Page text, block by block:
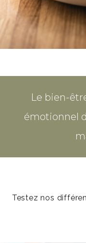
Le bien-
émotionnel
Testez nos